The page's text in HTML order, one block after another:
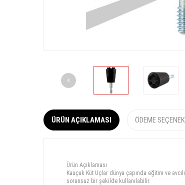
ÜRÜN AÇIKLAMASI ÖDEME
Ürün Açıklaması
Kauçuk Küt Uçlar dünya çapında eğitim ve
sorunsuz bir şekilde kullanılabilir.